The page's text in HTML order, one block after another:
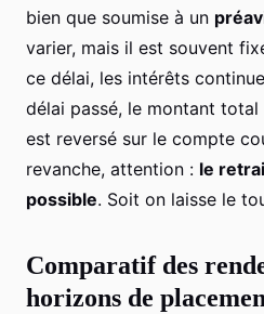
bien que soumise à un
varier, mais il est souvent
ce délai, les intérêts
délai passé, le montant
est reversé sur le compte
revanche, attention : le
possible. Soit on laisse le
Comparatif des
horizons de